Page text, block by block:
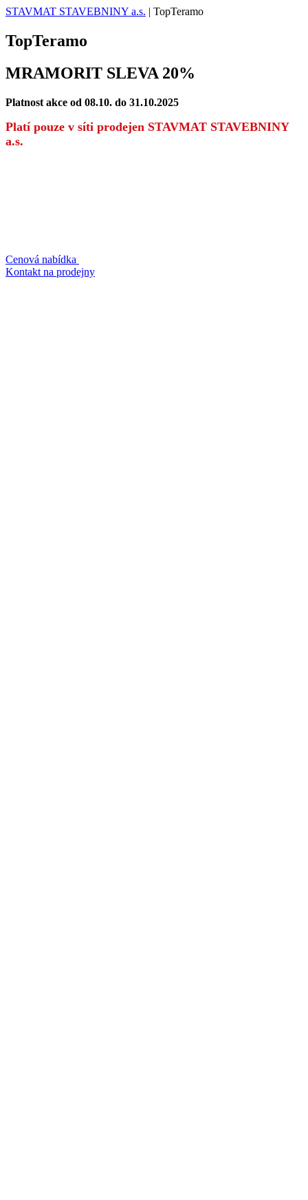
STAVMAT STAVEBNINY a.s. | TopTeramo
TopTeramo
MRAMORIT SLEVA 20%
Platnost akce od 08.10. do 31.10.2025
Platí pouze v síti prodejen STAVMAT STAVEBNINY
a.s.
Cenová nabídka
Kontakt na prodejny